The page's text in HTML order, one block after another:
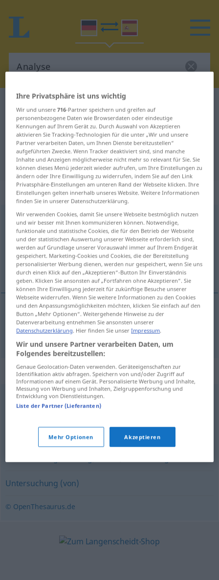
Deutsch-Spanisch Wörterbuch
Deutsch-Spanisch Übersetzung für
"Analyse"
"Analyse" Spanisch Übersetzung
„Analyse“: Femininum
Analyse [anaˈlyːzə]f <Analyse;Analysen>
Übersicht aller Übersetzungen
(Für mehr Details die Übersetzung anklicken/antippen)
análisis
análisism Analyse
Synonyme für "Analyse"
Resümee,Schlusswort,Fazit
Erforschung,Auswertung,Begutachtung Überprüfung
Untersuchung (von)
© OpenThesaurus.de
Ihre Privatsphäre ist uns wichtig
Wir und unsere716-Partner speichern und greifen auf
personenbezogene Daten wie Browserdaten oder eindeutige
Kennungen auf Ihrem Gerät zu. Durch Auswahl von Akzeptieren
aktivieren Sie Tracking-Technologien für die unter „Wir und unsere
Partner verarbeiten Daten, um Ihnen Dienste bereitzustellen“
aufgeführten Zwecke. Wenn Tracker deaktiviert sind, sind manche
Inhalte und Anzeigen möglicherweise nicht mehr so relevant für Sie. Sie
können dieses Menü jederzeit wieder aufrufen, um Ihre Einstellungen zu
ändern oder Ihre Einwilligung zu widerrufen, indem Sie auf den Link
Privatsphäre-Einstellungen am unteren Rand der Webseite klicken. Ihre
Einstellungen gelten innerhalb unseres Website. Weitere Informationen
finden Sie in unserer Datenschutzerklärung.
Wir verwenden Cookies, damit Sie unsere Webseite bestmöglich nutzen
und wir besser mit Ihnen kommunizieren können. Notwendige,
funktionale und statistische Cookies, die für den Betrieb der Webseite
und der statistischen Auswertung unserer Webseite erforderlich sind,
werden auf Grundlage unserer Vorauswahl immer auf Ihrem Endgerät
gespeichert. Marketing-Cookies und Cookies, die der Bereitstellung
personalisierter Werbung dienen, werden nur gespeichert, wenn Sie uns
durch einen Klick auf den „Akzeptieren“-Button Ihr Einverständnis
geben. Klicken Sie ansonsten auf „Fortfahren ohne Akzeptieren“. Sie
können Ihre Einwilligung jederzeit für zukünftige Besuche unserer
Webseite widerrufen. Wenn Sie weitere Informationen zu den Cookies
und den Anpassungsmöglichkeiten möchten, klicken Sie einfach auf den
Button „Mehr Optionen“. Weitergehende Hinweise zu der
Datenverarbeitung entnehmen Sie ansonsten unserer
Datenschutzerklärung. Hier finden Sie unserImpressum.
Wir und unsere Partner verarbeiten Daten, um
Folgendes bereitzustellen:
Genaue Geolocation-Daten verwenden. Geräteeigenschaften zur
Identifikation aktiv abfragen. Speichern von und/oder Zugriff auf
Informationen auf einem Gerät. Personalisierte Werbung und Inhalte,
Messung von Werbung und Inhalten, Zielgruppenforschung und
Entwicklung von Dienstleistungen.
Liste der Partner (Lieferanten)
Mehr Optionen Akzeptieren